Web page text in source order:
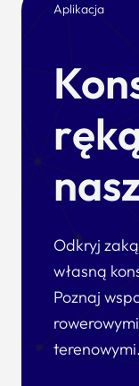
Aplikacja
Odkryj
własną
Poznaj
terenowymi.